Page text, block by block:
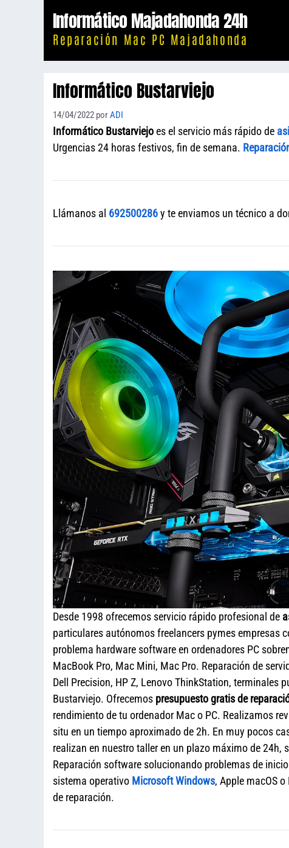
Informático Majadahonda 24h
Reparación Mac PC Majadahonda
Informático Bustarviejo
14/04/2022 porADI
Informático Bustarviejoes el servicio más rápido de
Urgencias 24 horas festivos, fin de semana.
Llámanos al 692500286y te enviamos un técnico a
Desde 1998 ofrecemos servicio rápido profesional de
particulares autónomos freelancers pymes empresas
problema hardware software en ordenadores PC
MacBook Pro, Mac Mini, Mac Pro. Reparación de
Dell Precision, HP Z, Lenovo ThinkStation, terminales
Bustarviejo. Ofrecemos presupuesto gratis de
rendimiento de tu ordenador Mac o PC. Realizamos
situ en un tiempo aproximado de 2h. En muy pocos
realizan en nuestro taller en un plazo máximo de 24h,
Reparación software solucionando problemas de
sistema operativo Microsoft Windows, Apple macOS
de reparación.